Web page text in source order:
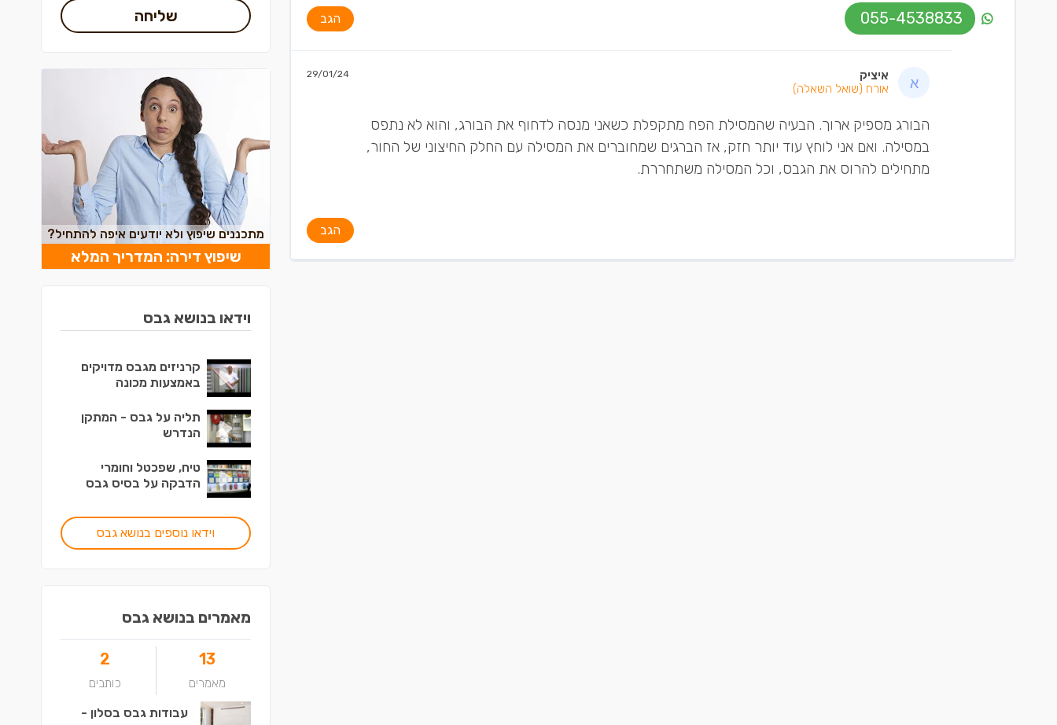
055-4538833 הגב
איציק
אורח (שואל השאלה)
29/01/24
הבורג מספיק ארוך. הבעיה שהמסילת הפח מתקפלת כשאני מנסה לדחוף את הבורג, והוא לא נתפס
במסילה. ואם אני לוחץ עוד יותר חזק, אז הברגים שמחוברים את המסילה עם החלק החיצוני של החור,
מתחילים להרוס את הגבס, וכל המסילה משתחררת.
הגב
שליחה
מתכננים שיפוץ ולא יודעים איפה להתחיל?
שיפוץ דירה: המדריך המלא
וידאו בנושא גבס
קרניזים מגבס מדויקים
באמצעות מכונה
תליה על גבס - המתקן
הנדרש
טיח, שפכטל וחומרי
הדבקה על בסיס גבס
וידאו נוספים בנושא גבס
מאמרים בנושא גבס
13
מאמרים
2
כותבים
עבודות גבס בסלון -